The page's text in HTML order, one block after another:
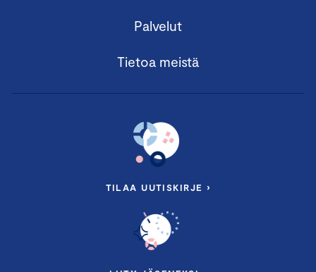
Palvelut
Tietoa meistä
TILAA UUTISKIRJE ›